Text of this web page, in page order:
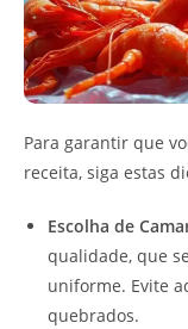
Para garantir que
receita, siga estas
Escolha de
qualidade, que
uniforme. Evite
quebrados.